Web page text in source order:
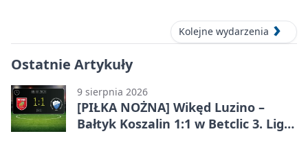
Kolejne wydarzenia
Ostatnie Artykuły
9 sierpnia 2026
[PIŁKA NOŻNA] Wikęd Luzino –
Bałtyk Koszalin 1:1 w Betclic 3. Liga